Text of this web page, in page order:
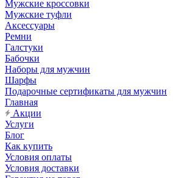
Мужские кроссовки
Мужские туфли
Аксессуары
Ремни
Галстуки
Бабочки
Наборы для мужчин
Шарфы
Подарочные сертификаты для мужчин
Главная
Акции
Услуги
Блог
Как купить
Условия оплаты
Условия доставки